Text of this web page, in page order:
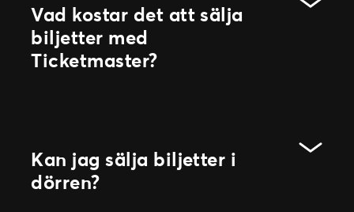
Vad kostar det att sälja
biljetter med
Ticketmaster?
Kan jag sälja biljetter i
dörren?